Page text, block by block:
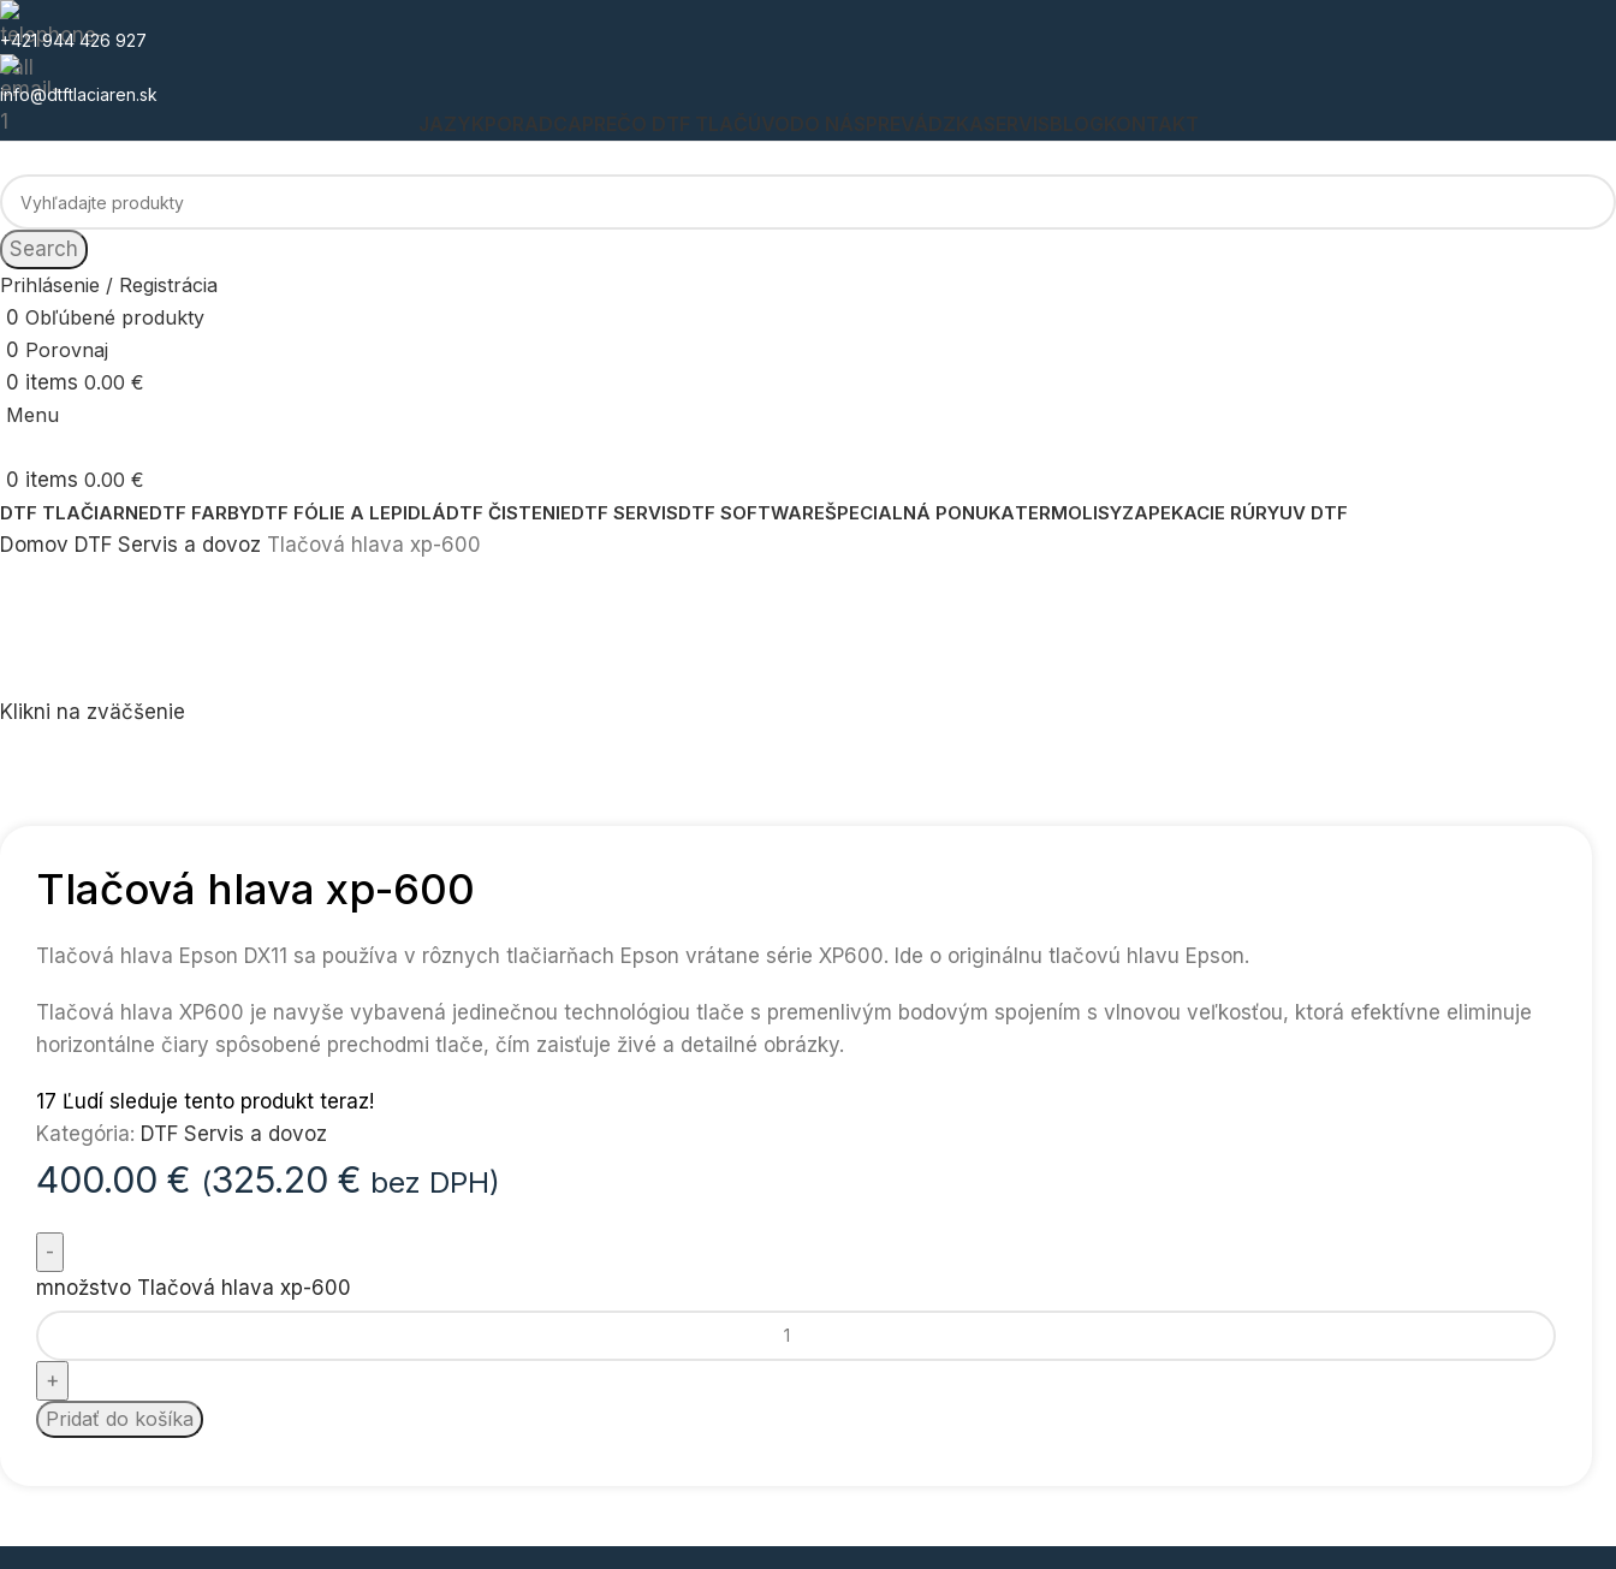
+421 944 426 927
info@dtftlaciaren.sk
Search
Prihlásenie / Registrácia
0 Obľúbené produkty
0 Porovnaj
0 items 0.00 €
Menu
0 items 0.00 €
DTF TLAČIARNEDTF FARBYDTF FÓLIE A LEPIDLÁDTF ČISTENIEDTF SERVISDTF SOFTWAREŠPECIALNÁ PONUKATERMOLISYZAPEKACIE RÚRYUV DTF
Domov DTF Servis a dovoz Tlačová hlava xp-600
Klikni na zväčšenie
Tlačová hlava xp-600
Tlačová hlava Epson DX11 sa používa v rôznych tlačiarňach Epson vrátane série XP600. Ide o originálnu tlačovú hlavu Epson.
Tlačová hlava XP600 je navyše vybavená jedinečnou technológiou tlače s premenlivým bodovým spojením s vlnovou veľkosťou, ktorá efektívne eliminuje
horizontálne čiary spôsobené prechodmi tlače, čím zaisťuje živé a detailné obrázky.
17 Ľudí sleduje tento produkt teraz!
Kategória: DTF Servis a dovoz
400.00 € (325.20 € bez DPH)
množstvo Tlačová hlava xp-600
Pridať do košíka